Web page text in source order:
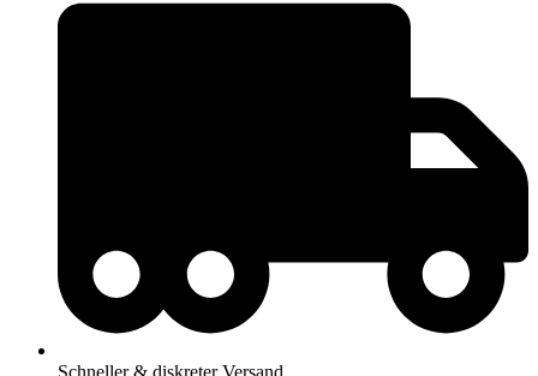
Schneller & diskreter Versand